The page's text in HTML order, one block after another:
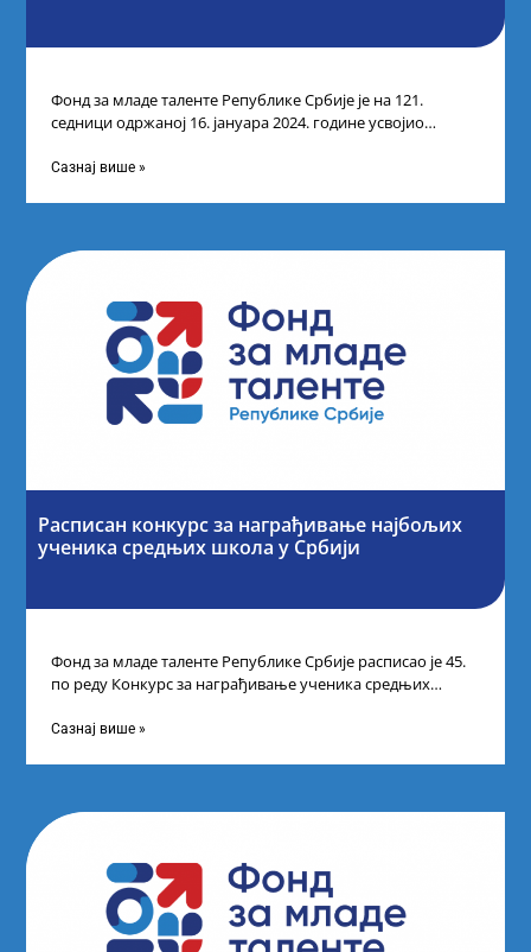
Фонд за младе таленте Републике Србије је на 121.
седници одржаној 16. јануара 2024. године усвојио
Сазнај више »
Расписан конкурс за награђивање најбољих
ученика средњих школа у Србији
Фонд за младе таленте Републике Србије расписао је 45.
по реду Конкурс за награђивање ученика средњих
Сазнај више »